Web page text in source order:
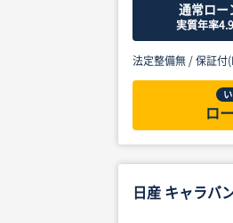
通常ロー
実質年率
法定整備無 /保証付
ロ
日産 キャラバ